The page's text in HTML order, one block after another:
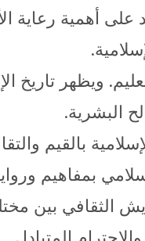
على أهمية رعاية
ويظهر
البشرية.
بالقيم
بمفاهيم
الثقافي بين